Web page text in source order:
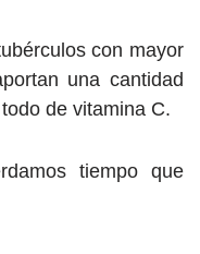
con mayor
una cantidad
de vitamina C.
tiempo que